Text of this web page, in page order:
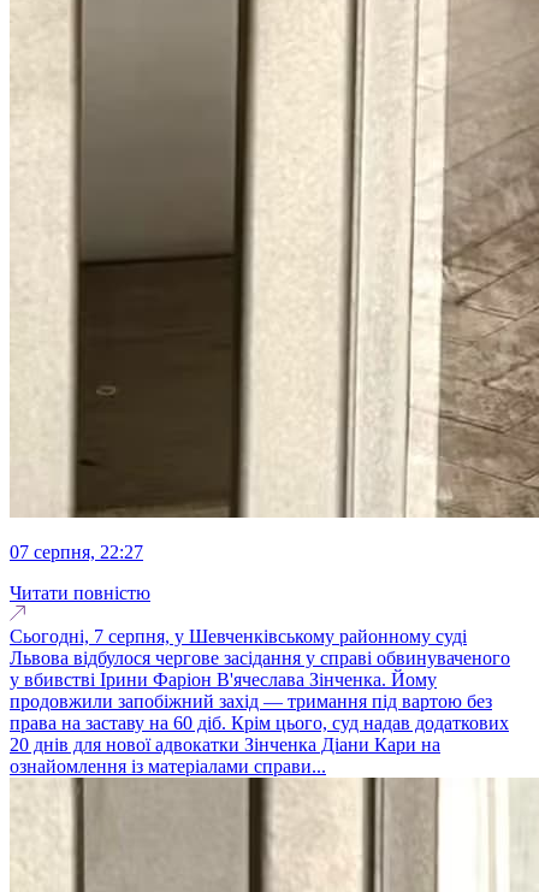
07 серпня, 22:27
Читати повністю
Сьогодні, 7 серпня, у Шевченківському районному суді
Львова відбулося чергове засідання у справі обвинуваченого
у вбивстві Ірини Фаріон В'ячеслава Зінченка. Йому
продовжили запобіжний захід — тримання під вартою без
права на заставу на 60 діб. Крім цього, суд надав додаткових
20 днів для нової адвокатки Зінченка Діани Кари на
ознайомлення із матеріалами справи...